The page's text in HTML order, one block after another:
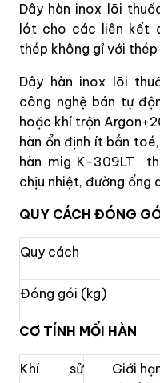
Dây hàn inox lõi
lót cho các liên kết
thép không gỉ với
Dây hàn inox lõi
công nghệ bán tự
hoặc khí trộn
hàn ổn định ít bắn
hàn mig K-309LT
chịu nhiệt, đường ống
QUY CÁCH ĐÓNG
Quy cách
Đóng gói (kg)
CƠ TÍNH MỐI HÀN
Khí sử
Giới